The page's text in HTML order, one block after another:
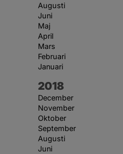
Augusti
Juni
Maj
April
Mars
Februari
Januari
År:
2018
December
November
Oktober
September
Augusti
Juni